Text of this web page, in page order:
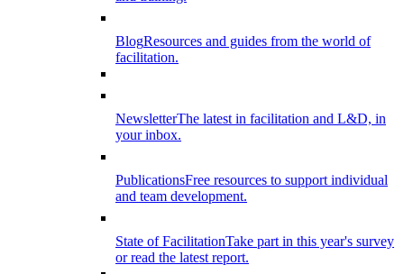
BlogResources and guides from the world of
facilitation.
NewsletterThe latest in facilitation and L&D, in
your inbox.
PublicationsFree resources to support individual
and team development.
State of FacilitationTake part in this year's survey
or read the latest report.